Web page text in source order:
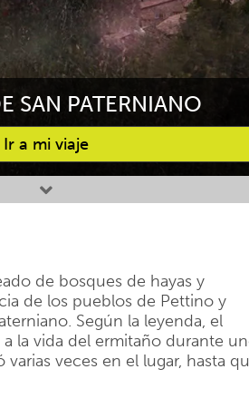
SAN PATERNIANO
Ir a mi viaje
de bosques de hayas y
de los pueblos de Pettino y
Según la leyenda, el
la vida del ermitaño durante
veces en el lugar, hasta